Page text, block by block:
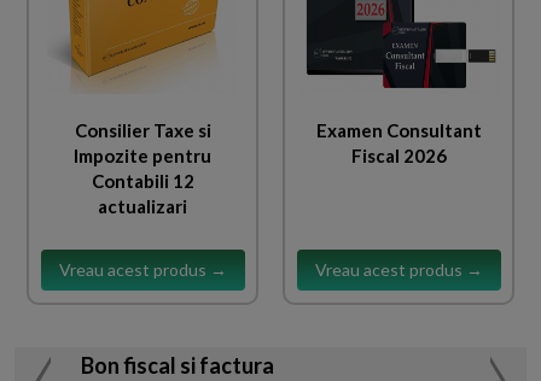
Consilier Taxe si
Impozite pentru
Contabili 12
actualizari
Vreau acest produs →
Examen Consultant
Fiscal 2026
Vreau acest produs →
Bon fiscal si factura